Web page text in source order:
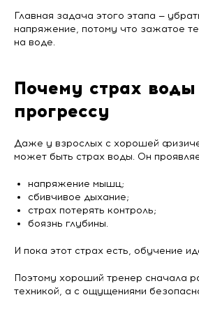
Главная задача этого этапа —
напряжение, потому что зажатое
на воде.
Почему страх
прогрессу
Даже у взрослых с хорошей
может быть страх воды. Он
напряжение мышц;
сбивчивое дыхание;
страх потерять контроль;
боязнь глубины.
И пока этот страх есть, обучение
Поэтому хороший тренер сначала
техникой, а с ощущениями